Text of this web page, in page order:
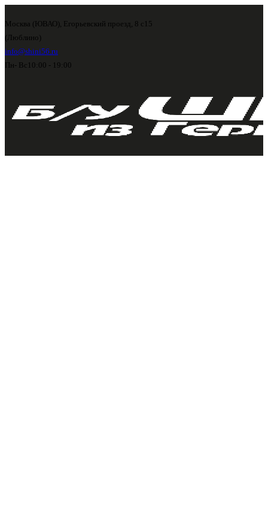
Москва (ЮВАО), Егорьевский проезд, 8 с15
(Люблино)
info@shini56.ru
Пн- Вс 10:00 - 19:00